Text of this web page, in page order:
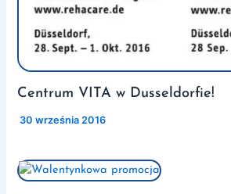
Centrum VITA w Dusseldorfie!
/
30 września 2016